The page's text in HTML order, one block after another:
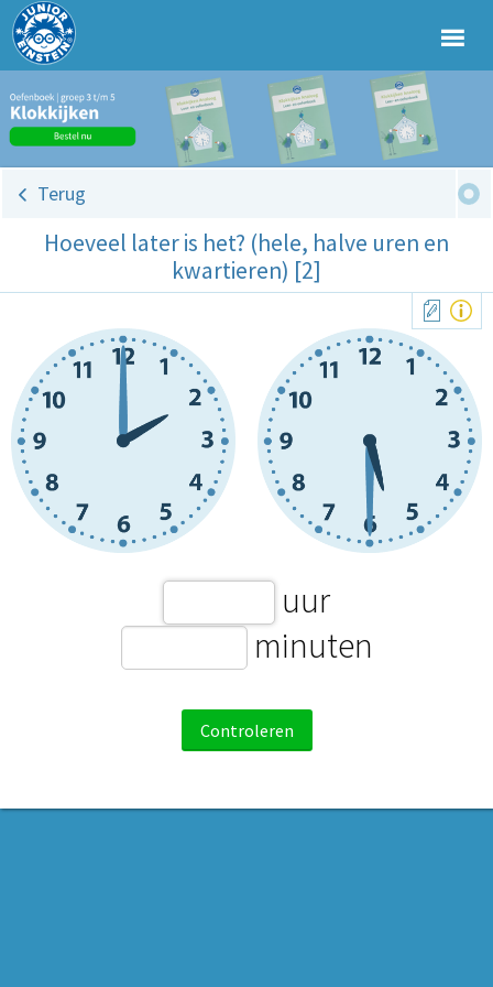
Terug
Hoeveel later is het? (hele, halve uren en
kwartieren) [2]
uur
minuten